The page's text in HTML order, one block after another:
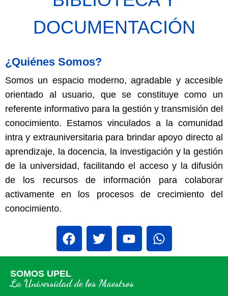
DOCUMENTACIÓN
¿Quiénes Somos?
Somos un espacio moderno, agradable y accesible
orientado al usuario, que se constituye como un
referente informativo para la gestión y transmisión del
conocimiento. Estamos vinculados a la comunidad
intra y extrauniversitaria para brindar apoyo directo al
aprendizaje, la docencia, la investigación y la gestión
de la universidad, facilitando el acceso y la difusión
de los recursos de información para colaborar
activamente en los procesos de crecimiento del
conocimiento.
SOMOS UPEL
La Universidad de los Maestros